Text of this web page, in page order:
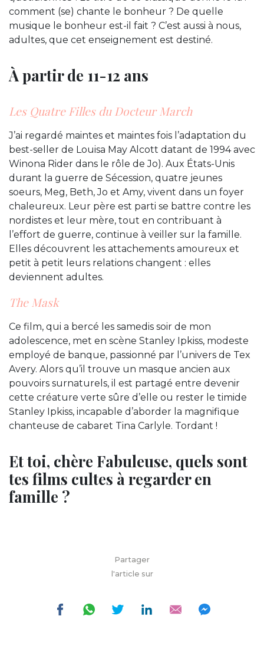
comment (se) chante le bonheur ? De quelle
musique le bonheur est-il fait ? C’est aussi à nous,
adultes, que cet enseignement est destiné.
À partir de 11-12 ans
Les Quatre Filles du Docteur March
J’ai regardé maintes et maintes fois l’adaptation du
best-seller de Louisa May Alcott datant de 1994 avec
Winona Rider dans le rôle de Jo). Aux États-Unis
durant la guerre de Sécession, quatre jeunes
soeurs, Meg, Beth, Jo et Amy, vivent dans un foyer
chaleureux. Leur père est parti se battre contre les
nordistes et leur mère, tout en contribuant à
l’effort de guerre, continue à veiller sur la famille.
Elles découvrent les attachements amoureux et
petit à petit leurs relations changent : elles
deviennent adultes.
The Mask
Ce film, qui a bercé les samedis soir de mon
adolescence, met en scène Stanley Ipkiss, modeste
employé de banque, passionné par l’univers de Tex
Avery. Alors qu’il trouve un masque ancien aux
pouvoirs surnaturels, il est partagé entre devenir
cette créature verte sûre d’elle ou rester le timide
Stanley Ipkiss, incapable d’aborder la magnifique
chanteuse de cabaret Tina Carlyle. Tordant !
Et toi, chère Fabuleuse, quels sont
tes films cultes à regarder en
famille ?
Partager
l'article sur